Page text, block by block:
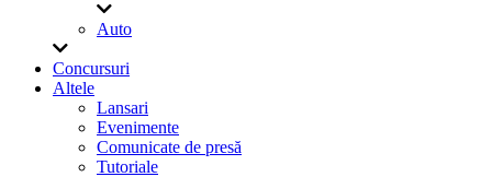
Auto
Concursuri
Altele
Lansari
Evenimente
Comunicate de presă
Tutoriale